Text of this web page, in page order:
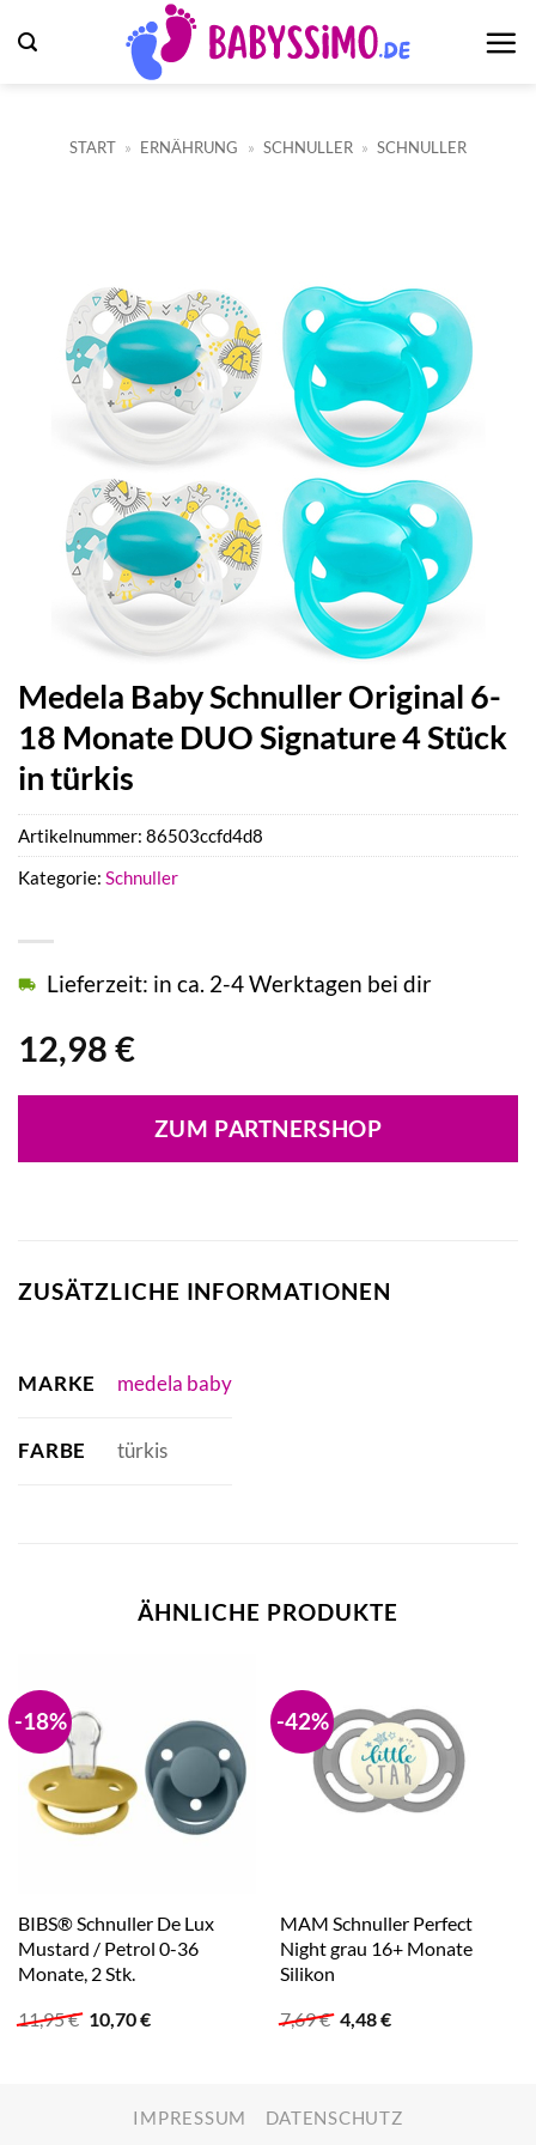
Inhalt
START » ERNÄHRUNG » SCHNULLER » SCHNULLER
Medela Baby Schnuller Original 6-
18 Monate DUO Signature 4 Stück
in türkis
12,98 €
Lieferzeit: in ca. 2-4 Werktagen bei dir
ZUM PARTNERSHOP
Artikelnummer: 86503ccfd4d8
Kategorie: Schnuller
ZUSÄTZLICHE INFORMATIONEN
MARKE medela baby
FARBE türkis
ÄHNLICHE PRODUKTE
-18%
BIBS® Schnuller De Lux
Mustard / Petrol 0-36
Monate, 2 Stk.
11,95€ Ursprünglicher
Preis
10,70€Aktueller
-42%
MAM Schnuller Perfect
Night grau 16+ Monate
Silikon
7,69€ Ursprünglicher
Preis
4,48€Aktueller
IMPRESSUM DATENSCHUTZ